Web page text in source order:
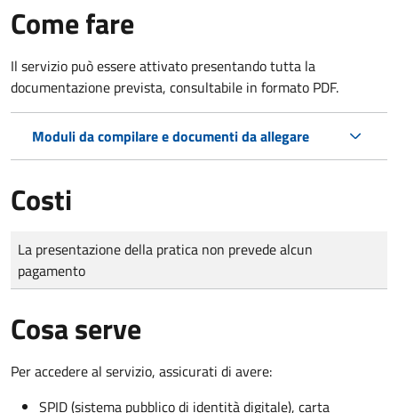
Come fare
Il servizio può essere attivato presentando tutta la
documentazione prevista, consultabile in formato PDF.
Moduli da compilare e documenti da allegare
Costi
Tipo di pagamento
Importo
La presentazione della pratica non prevede alcun
pagamento
Cosa serve
Per accedere al servizio, assicurati di avere:
SPID (sistema pubblico di identità digitale), carta